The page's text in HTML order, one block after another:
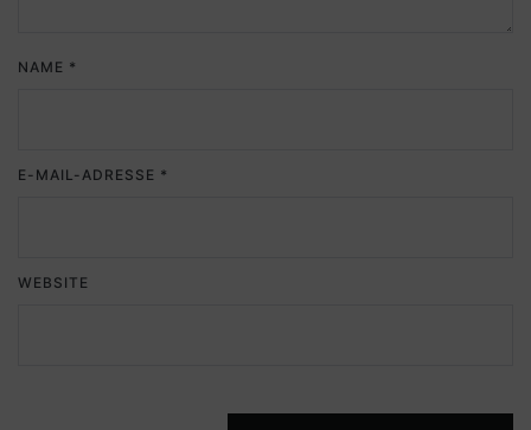
NAME *
E-MAIL-ADRESSE *
WEBSITE